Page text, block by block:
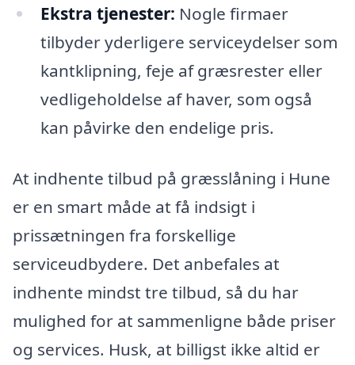
Ekstra tjenester: Nogle firmaer
tilbyder yderligere serviceydelser som
kantklipning, feje af græsrester eller
vedligeholdelse af haver, som også
kan påvirke den endelige pris.
At indhente tilbud på græsslåning i Hune
er en smart måde at få indsigt i
prissætningen fra forskellige
serviceudbydere. Det anbefales at
indhente mindst tre tilbud, så du har
mulighed for at sammenligne både priser
og services. Husk, at billigst ikke altid er